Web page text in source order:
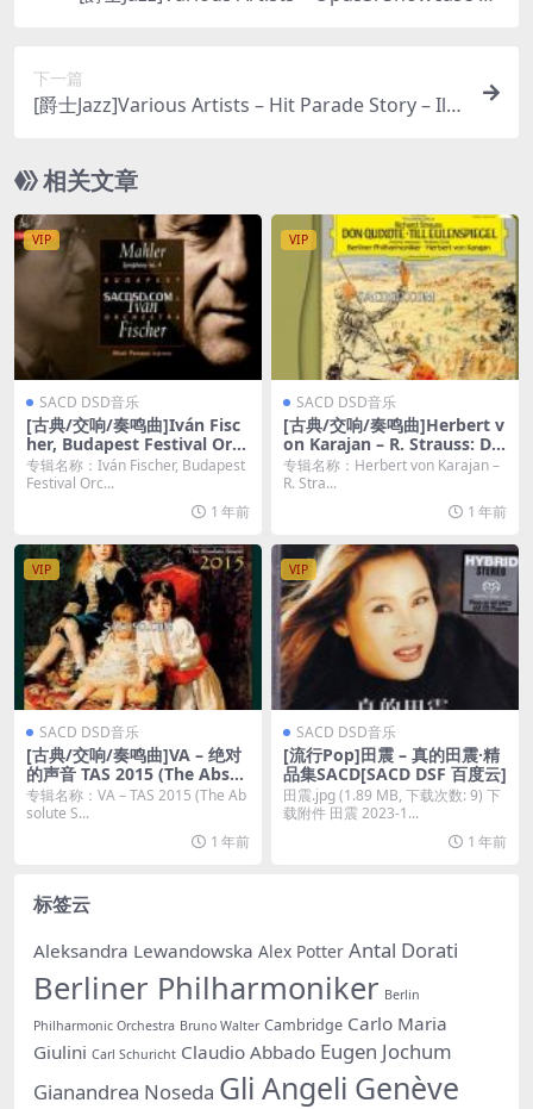
下一篇
[爵士Jazz]Various Artists – Hit Parade Story – Il L
相关文章
VIP
SACD DSD音乐
[古典/交响/奏鸣曲]Iván Fisc
her, Budapest Festival Orc
hestra – Gustav Mahler: Sy
mphony No. 4 (2015) [DSD
专辑名称：Iván Fischer, Budapest
Festival Orc...
1 年前
VIP
SACD DSD音乐
[古典/交响/奏鸣曲]Herbert v
on Karajan – R. Strauss: Do
n Quixote, Till Eulenspiege
l, Don Juan (1986/2022) [SA
专辑名称：Herbert von Karajan –
R. Stra...
1 年前
VIP
SACD DSD音乐
[古典/交响/奏鸣曲]VA – 绝对
的声音 TAS 2015 (The Absol
ute Sound) (2015) [SACD]
专辑名称：VA – TAS 2015 (The Ab
solute S...
1 年前
VIP
SACD DSD音乐
[流行Pop]田震 – 真的田震·精
品集SACD[SACD DSF 百度云]
田震.jpg (1.89 MB, 下载次数: 9) 下
载附件 田震 2023-1...
1 年前
标签云
Aleksandra Lewandowska Alex Potter Antal Dorati
Berliner Philharmoniker Berlin
Philharmonic Orchestra Bruno Walter Cambridge Carlo Maria
Giulini Carl Schuricht Claudio Abbado Eugen Jochum
Gianandrea Noseda Gli Angeli Genève